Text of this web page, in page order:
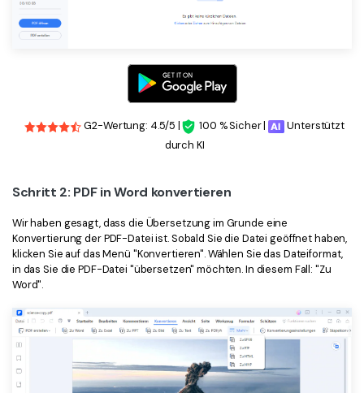
G2-Wertung: 4.5/5 | 100 % Sicher |
Unterstützt
durch KI
Schritt 2: PDF in Word konvertieren
Wir haben gesagt, dass die Übersetzung im Grunde eine
Konvertierung der PDF-Datei ist. Sobald Sie die Datei geöffnet haben,
klicken Sie auf das Menü "Konvertieren". Wählen Sie das Dateiformat,
in das Sie die PDF-Datei "übersetzen" möchten. In diesem Fall: "Zu
Word".